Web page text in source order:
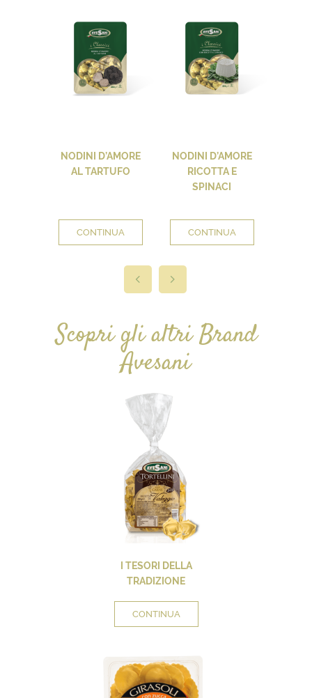
NODINI D’AMORE
AL TARTUFO
CONTINUA
NODINI D’AMORE
RICOTTA E
SPINACI
CONTINUA
Scopri gli altri Brand
Avesani
I TESORI DELLA
TRADIZIONE
CONTINUA